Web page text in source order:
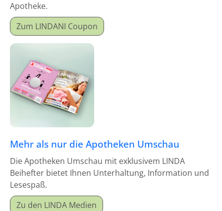
Apotheke.
Zum LINDANI Coupon
Mehr als nur die Apotheken Umschau
Die Apotheken Umschau mit exklusivem LINDA
Beihefter bietet Ihnen Unterhaltung, Information und
Lesespaß.
Zu den LINDA Medien